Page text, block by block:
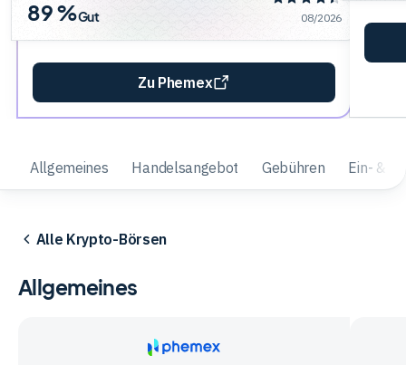
89 %Gut 08/2026
Zu Phemex
Allgemeines Handelsangebot Gebühren Ein- &
Alle Krypto-Börsen
Allgemeines